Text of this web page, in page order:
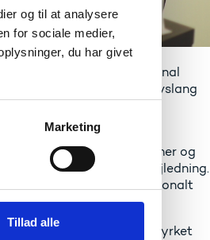
og til at analysere
for sociale medier,
du har givet
Marketing
Tillad alle
gælder blandt andet national
politiske strategier for livslang
og kommer med
vejledningssystemer og
inden for livslang vejledning.
på nationalt og regionalt
emner, der kræver en styrket